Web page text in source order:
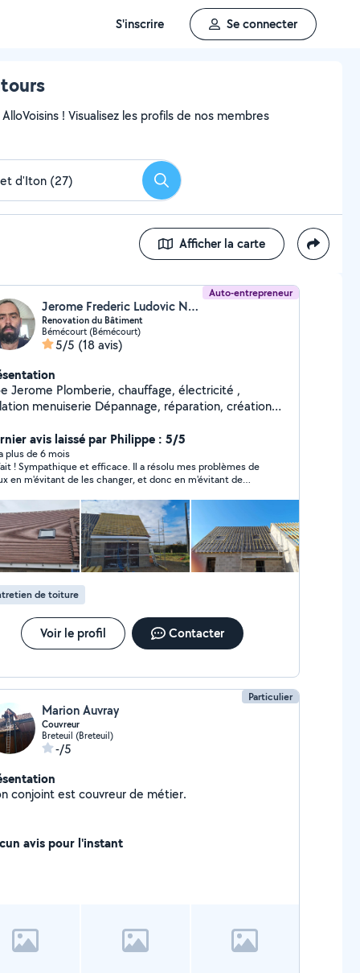
S'inscrire Se connecter
! Visualisez les profils de nos membres
Rechercher
Afficher la carte
Auto-entrepreneur
Jerome Frederic Ludovic Noe (JEROME NOE)
Renovation du Bâtiment
Bémécourt (Bémécourt)
5/5 (18 avis)
Plomberie, chauffage, électricité ,
Dépannage, réparation, création
avis laissé par Philippe : 5/5
plus de 6 mois
! Sympathique et efficace. Il a résolu mes problèmes de
en m'évitant de les changer, et donc en m'évitant de
de toiture
Voir le profil Contacter
Particulier
Marion Auvray
Couvreur
Breteuil (Breteuil)
-/5
conjoint est couvreur de métier.
avis pour l'instant